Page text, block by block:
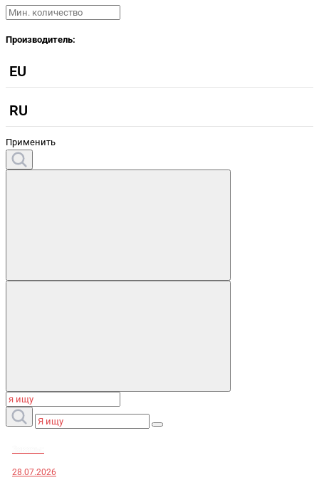
Производитель:
EU
RU
Применить
28.07.2026